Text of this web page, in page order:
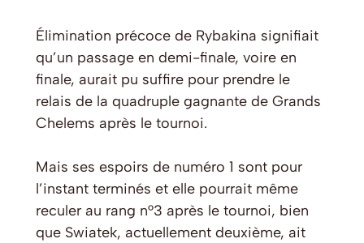
Élimination précoce de Rybakina signifiait
qu’un passage en demi-finale, voire en
finale, aurait pu suffire pour prendre le
relais de la quadruple gagnante de Grands
Chelems après le tournoi.
Mais ses espoirs de numéro 1 sont pour
l’instant terminés et elle pourrait même
reculer au rang n°3 après le tournoi, bien
que Swiatek, actuellement deuxième, ait